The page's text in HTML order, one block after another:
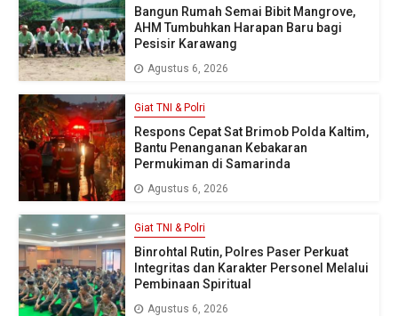
Bangun Rumah Semai Bibit Mangrove,
AHM Tumbuhkan Harapan Baru bagi
Pesisir Karawang
Agustus 6, 2026
Giat TNI & Polri
Respons Cepat Sat Brimob Polda Kaltim,
Bantu Penanganan Kebakaran
Permukiman di Samarinda
Agustus 6, 2026
Giat TNI & Polri
Binrohtal Rutin, Polres Paser Perkuat
Integritas dan Karakter Personel Melalui
Pembinaan Spiritual
Agustus 6, 2026